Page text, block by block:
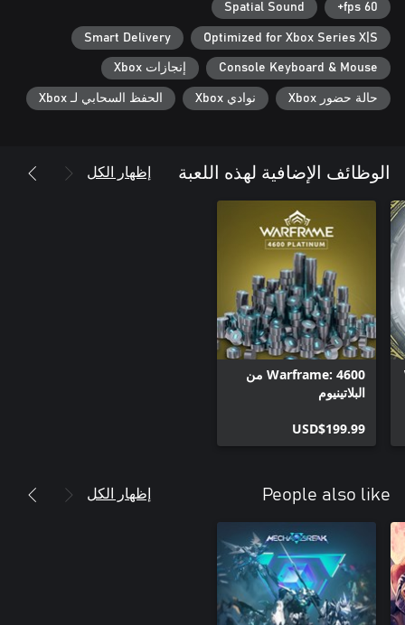
60 fps+
Spatial Sound
Optimized for Xbox Series X|S
Smart Delivery
Console Keyboard & Mouse إنجازات Xbox
حالة حضور Xbox نوادي Xbox الحفظ السحابي لـ Xbox
الوظائف الإضافية لهذه اللعبة إظهار الكل
Warframe: 4600 من
البلاتينيوم
USD$199.99
People also like إظهار الكل